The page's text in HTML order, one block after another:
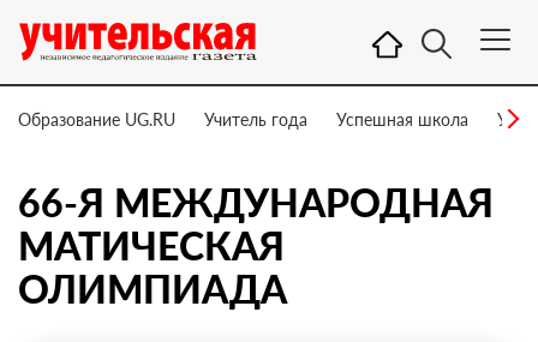
Образование UG.RU Учитель года Успешная школа
66-Я МЕЖДУНАРОДНАЯ
МАТИЧЕСКАЯ
ОЛИМПИАДА